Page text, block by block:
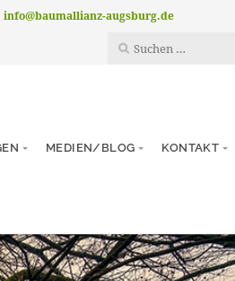
info@baumallianz-augsburg.de
MEDIEN/BLOG KONTAKT